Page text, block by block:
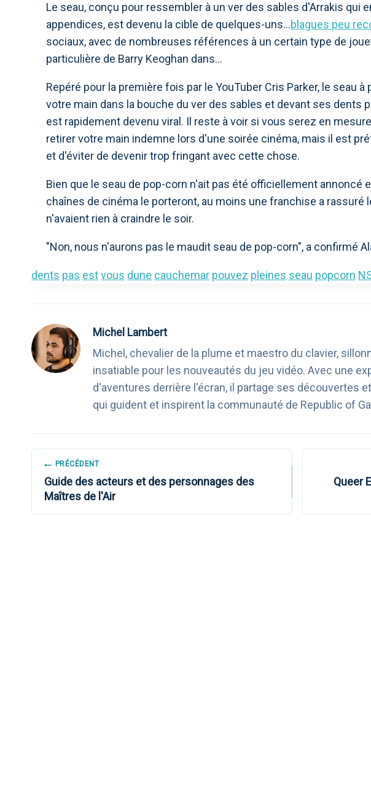
Le seau, conçu pour ressembler à un ver des sables d'Arrakis qui
appendices, est devenu la cible de quelques-uns…blagues peu
sociaux, avec de nombreuses références à un certain type de
particulière de Barry Keoghan dans…
Repéré pour la première fois par le YouTuber Cris Parker, le seau
votre main dans la bouche du ver des sables et devant ses dents
est rapidement devenu viral. Il reste à voir si vous serez en
retirer votre main indemne lors d'une soirée cinéma, mais il est
et d'éviter de devenir trop fringant avec cette chose.
Bien que le seau de pop-corn n'ait pas été officiellement annoncé
chaînes de cinéma le porteront, au moins une franchise a rassuré
n'avaient rien à craindre le soir.
"Non, nous n'aurons pas le maudit seau de pop-corn", a confirmé
dents pas estvous dune cauchemar pouvez pleines seau popcorn
Michel Lambert
Michel, chevalier de la plume et maestro du clavier,
insatiable pour les nouveautés du jeu vidéo. Avec une
d'aventures derrière l'écran, il partage ses découvertes
qui guident et inspirent la communauté de Republic of
NAVIGATION
DE
PRÉCÉDENT
Guide des acteurs et des personnages des
Maîtres de l'Air
Queer